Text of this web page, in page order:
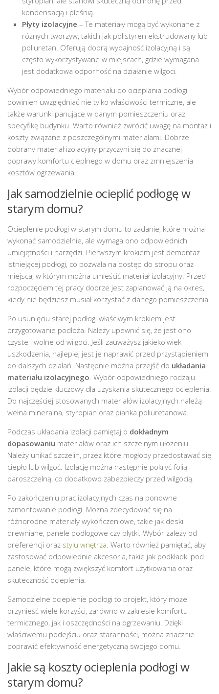
kondensacją i pleśnią.
Płyty izolacyjne – Te materiały mogą być wykonane z
różnych tworzyw, takich jak polistyren ekstrudowany lub
poliuretan. Oferują dobrą wydajność izolacyjną i są
często wykorzystywane w miejscach, gdzie wymagana
jest dodatkowa odporność na działanie wilgoci.
Wybór odpowiedniego materiału do ocieplania podłogi
powinien uwzględniać nie tylko właściwości termiczne, ale
także warunki panujące w danym pomieszczeniu oraz
specyfikę budynku. Warto również zwrócić uwagę na montaż i
koszty związane z poszczególnymi materiałami. Dobrze
dobrany materiał izolacyjny przyczyni się do znacznej
poprawy komfortu cieplnego w domu oraz zmniejszenia
kosztów ogrzewania.
Jak samodzielnie ocieplić podłogę w
starym domu?
Ocieplenie podłogi w starym domu to zadanie, które można
wykonać samodzielnie, ale wymaga ono odpowiednich
umiejętności i narzędzi. Pierwszym krokiem jest demontaż
istniejącej podłogi, co pozwala na dostęp do stropu oraz
miejsca, w którym można umieścić materiał izolacyjny. Przed
rozpoczęciem tej pracy dobrze jest zaplanować ją na okres,
kiedy nie będziesz musiał korzystać z danego pomieszczenia.
Po usunięciu starej podłogi właściwym krokiem jest
przygotowanie podłoża. Należy upewnić się, że jest ono
czyste i wolne od wilgoci. Jeśli zauważysz jakiekolwiek
uszkodzenia, najlepiej jest je naprawić przed przystąpieniem
do dalszych działań. Następnie można przejść do układania
materiału izolacyjnego . Wybór odpowiedniego rodzaju
izolacji będzie kluczowy dla uzyskania skutecznego ocieplenia.
Do najczęściej stosowanych materiałów izolacyjnych należą
wełna mineralna, styropian oraz pianka poliuretanowa.
Podczas układania izolacji pamiętaj o dokładnym
dopasowaniu materiałów oraz ich szczelnym ułożeniu.
Należy unikać szczelin, przez które mogłoby przedostawać się
ciepło lub wilgoć. Izolację można następnie pokryć folią
paroszczelną, co dodatkowo zabezpieczy przed wilgocią.
Po zakończeniu prac izolacyjnych czas na ponowne
zamontowanie podłogi. Można zdecydować się na
różnorodne materiały wykończeniowe, takie jak deski
drewniane, panele podłogowe czy płytki. Wybór zależy od
preferencji oraz stylu wnętrza . Warto również pamiętać, aby
zastosować odpowiednie akcesoria, takie jak podkładki pod
panele, które mogą zwiększyć komfort użytkowania oraz
skuteczność ocieplenia.
Samodzielne ocieplenie podłogi to projekt, który może
przynieść wiele korzyści, zarówno w zakresie komfortu
termicznego, jak i oszczędności na ogrzewaniu. Dzięki
właściwemu podejściu oraz staranności, można znacznie
poprawić efektywność energetyczną swojego domu.
Jakie są koszty ocieplenia podłogi w
starym domu?